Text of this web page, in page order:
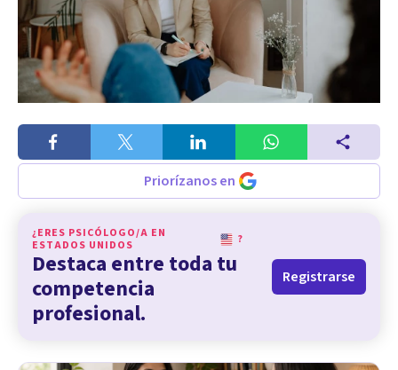
Priorízanos en
¿ERES PSICÓLOGO/A EN
ESTADOS UNIDOS
?
Destaca entre toda tu
competencia
profesional.
Registrarse